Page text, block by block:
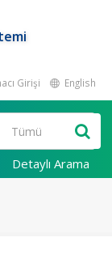
Girişi English
Detaylı Arama